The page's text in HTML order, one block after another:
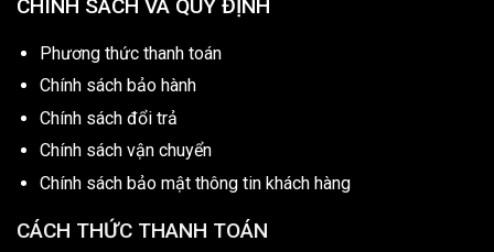
CHÍNH SÁCH VÀ QUY ĐỊNH
Phương thức thanh toán
Chính sách bảo hành
Chính sách đổi trả
Chính sách vận chuyển
Chính sách bảo mật thông tin khách hàng
CÁCH THỨC THANH TOÁN